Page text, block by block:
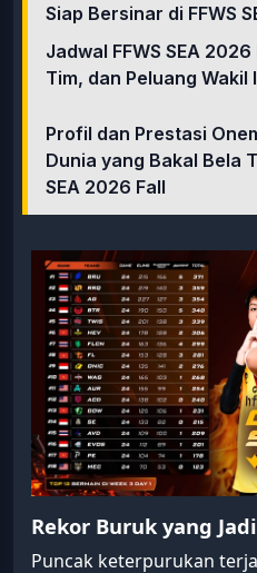
Siap Bersinar di FFWS
Jadwal FFWS SEA
Tim, dan Peluang
Profil dan Prestasi
Dunia yang Bakal Bela
SEA 2026 Fall
Rekor Buruk yang
Puncak keterpurukan